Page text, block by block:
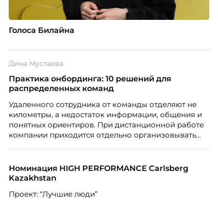
Голоса Билайна
Дина Мустаева
Практика онбординга: 10 решений для
распределенных команд
Удаленного сотрудника от команды отделяют не
километры, а недостаток информации, общения и
понятных ориентиров. При дистанционной работе
компании приходится отдельно организовывать
по работе с персоналом Инфомаксимум,
рассказывает, как выстроить адаптацию
бесконечных созвонов.
Номинация HIGH PERFORMANCE Carlsberg
Kazakhstan
Проект: “Лучшие люди”